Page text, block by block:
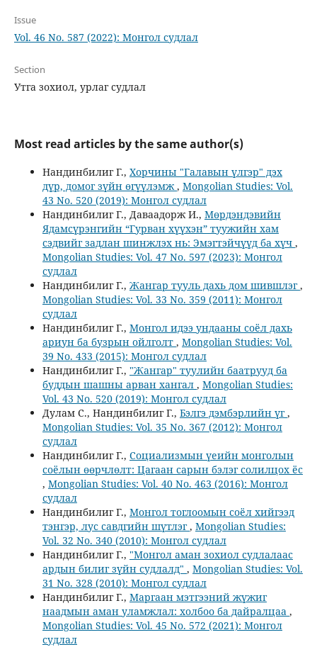
Issue
Vol. 46 No. 587 (2022): Монгол судлал
Section
Утга зохиол, урлаг судлал
Most read articles by the same author(s)
Нандинбилиг Г., Хорчины "Галавын үлгэр" дэх
дүр, домог зүйн өгүүлэмж , Mongolian Studies: Vol.
43 No. 520 (2019): Монгол судлал
Нандинбилиг Г., Даваадорж И., Мөрдэндэвийн
Ядамсүрэнгийн “Гурван хүүхэн” туужийн хам
сэдвийг задлан шинжлэх нь: Эмэгтэйчүүд ба хүч ,
Mongolian Studies: Vol. 47 No. 597 (2023): Монгол
судлал
Нандинбилиг Г., Жангар тууль дахь дом шившлэг,
Mongolian Studies: Vol. 33 No. 359 (2011): Монгол
судлал
Нандинбилиг Г., Монгол идээ ундааны соёл дахь
ариун ба бузрын ойлголт , Mongolian Studies: Vol.
39 No. 433 (2015): Монгол судлал
Нандинбилиг Г., "Жангар" туулийн баатрууд ба
буддын шашны арван хангал , Mongolian Studies:
Vol. 43 No. 520 (2019): Монгол судлал
Дулам С., Нандинбилиг Г., Бэлгэ дэмбэрлийн үг,
Mongolian Studies: Vol. 35 No. 367 (2012): Монгол
судлал
Нандинбилиг Г., Социализмын үеийн монголын
соёлын өөрчлөлт: Цагаан сарын бэлэг солилцох ёс
, Mongolian Studies: Vol. 40 No. 463 (2016): Монгол
судлал
Нандинбилиг Г., Монгол тоглоомын соёл хийгээд
тэнгэр, лус савдгийн шүтлэг, Mongolian Studies:
Vol. 32 No. 340 (2010): Монгол судлал
Нандинбилиг Г., "Монгол аман зохиол судлалаас
ардын билиг зүйн судлалд" , Mongolian Studies: Vol.
31 No. 328 (2010): Монгол судлал
Нандинбилиг Г., Маргаан мэтгээний жүжиг
наадмын аман уламжлал: холбоо ба дайралцаа ,
Mongolian Studies: Vol. 45 No. 572 (2021): Монгол
судлал